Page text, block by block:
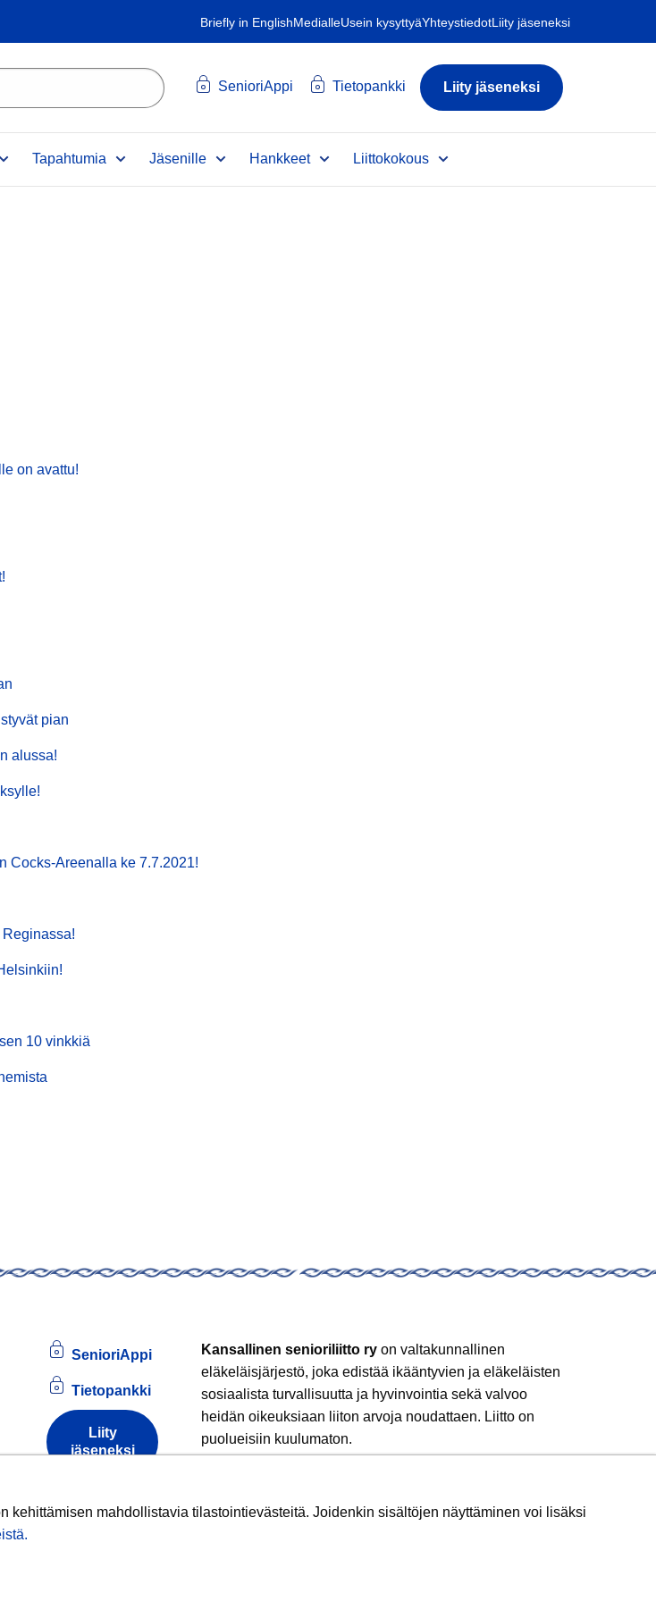
mahdollistavia tilastointievästeitä. Joidenkin sisältöjen näyttäminen voi lisäksi
Briefly in EnglishMedialleUsein kysyttyäYhteystiedotLiity jäseneksi
SenioriAppi Tietopankki Liity jäseneksi
Tapahtumia Jäsenille Hankkeet Liittokokous
on avattu!
pian
alussa!
Cocks-Areenalla ke 7.7.2021!
10 vinkkiä
SenioriAppi
Tietopankki
Liity
jäseneksi
evästeistä
Kansallinen senioriliitto ry on valtakunnallinen
eläkeläisjärjestö, joka edistää ikääntyvien ja eläkeläisten
sosiaalista turvallisuutta ja hyvinvointia sekä valvoo
heidän oikeuksiaan liiton arvoja noudattaen. Liitto on
puolueisiin kuulumaton.